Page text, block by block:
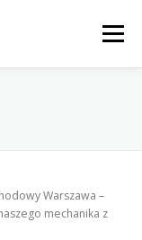
Menu
Warszawa –
mechanika z